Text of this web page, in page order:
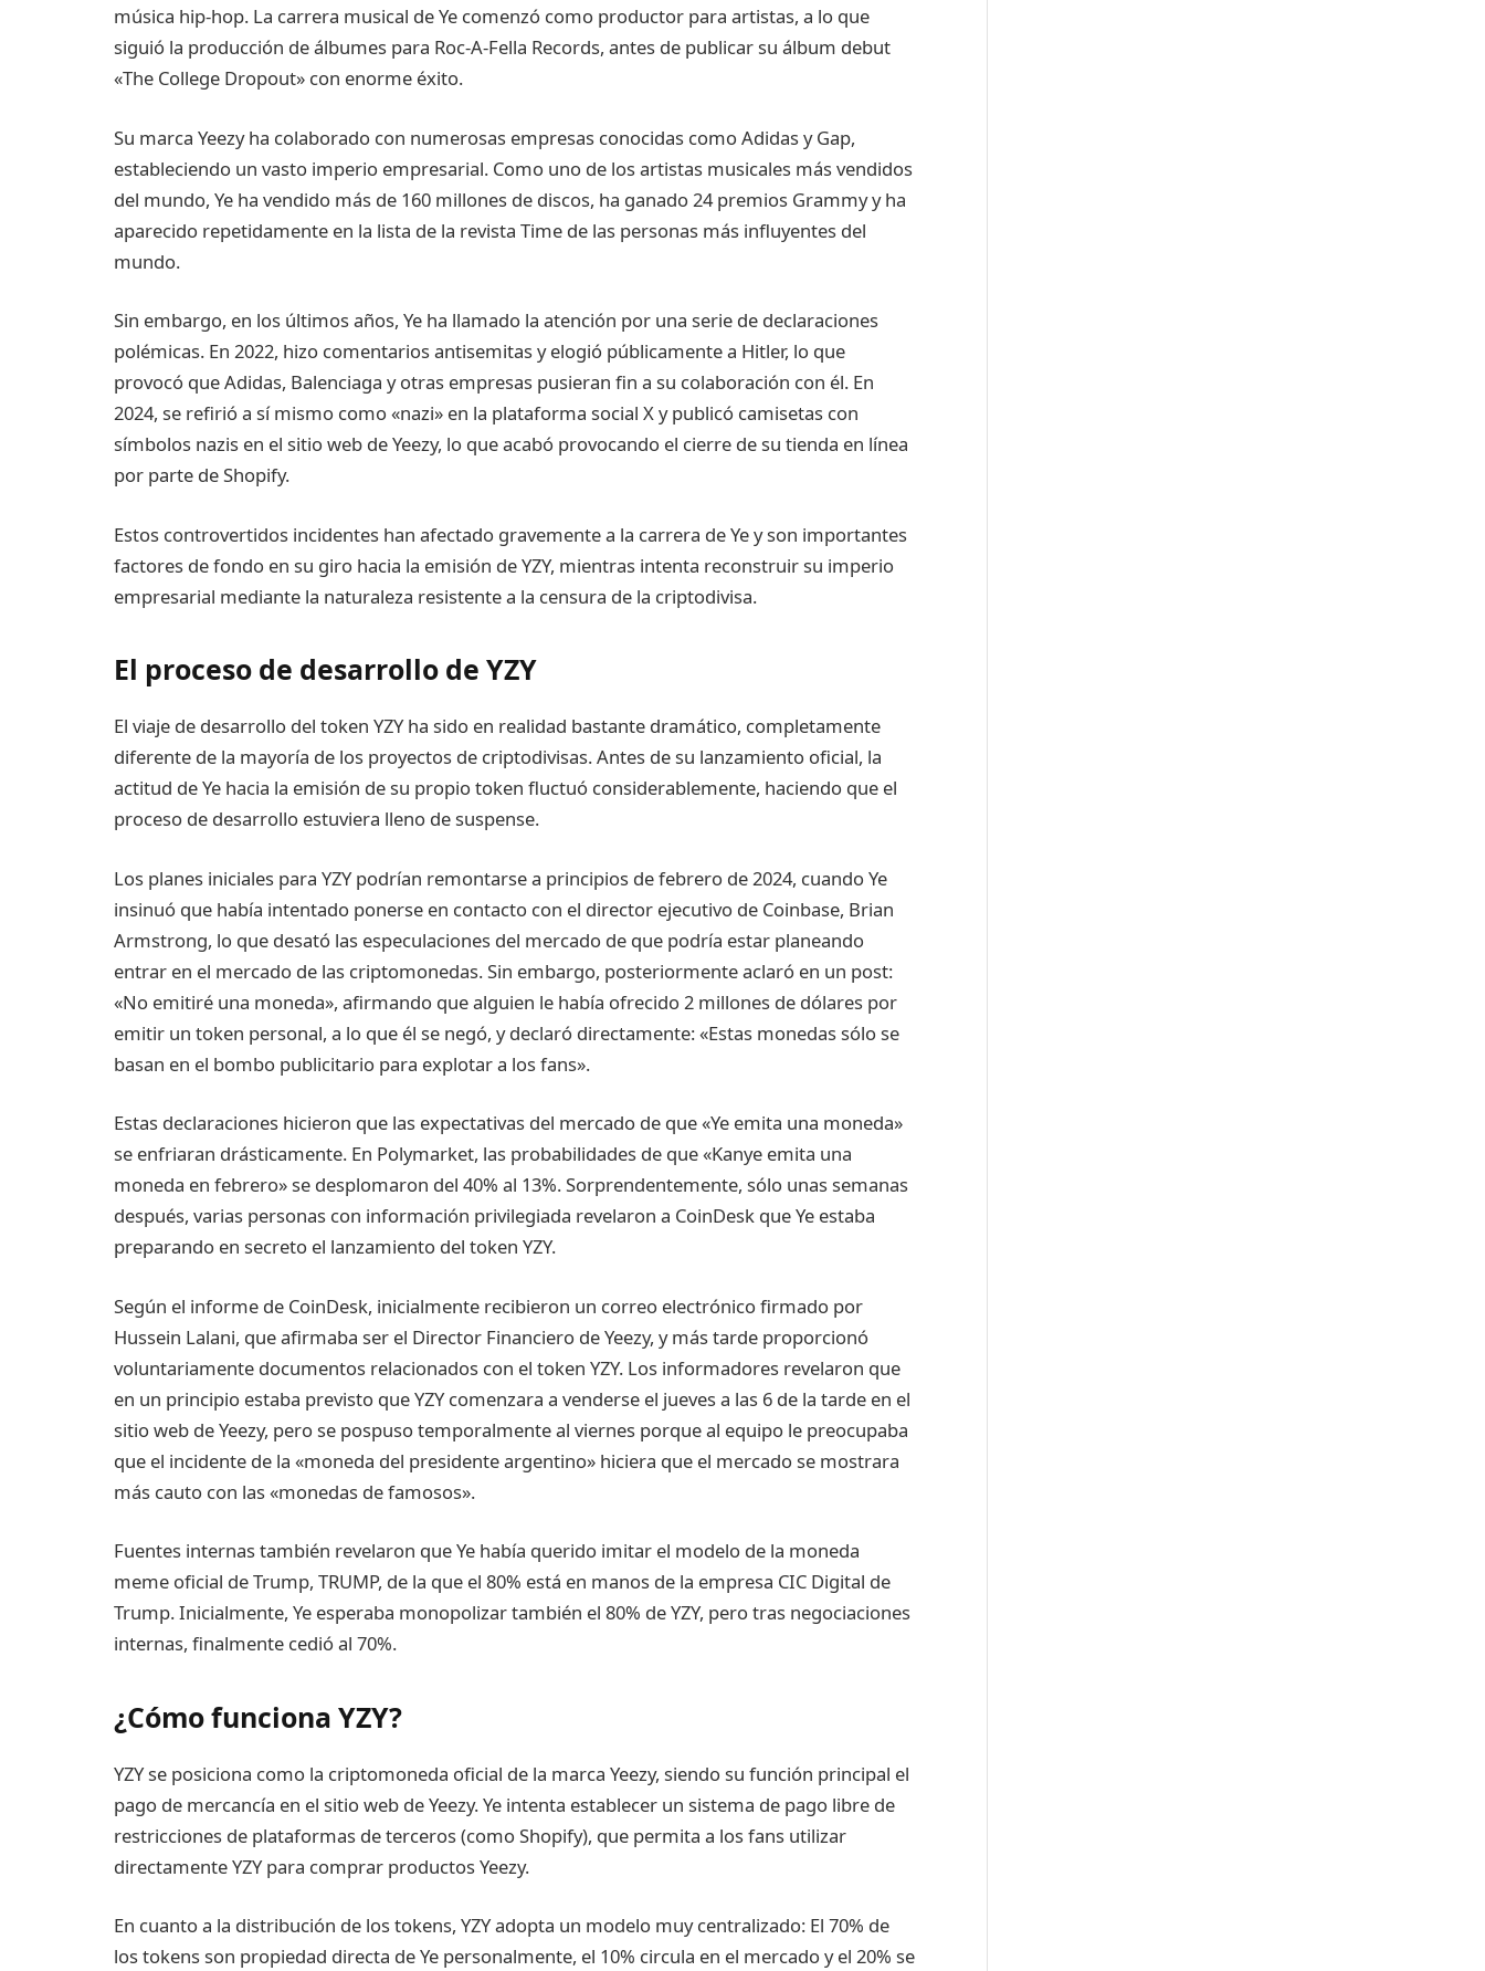
música hip-hop. La carrera musical de Ye comenzó como productor para artistas, a lo que
siguió la producción de álbumes para Roc-A-Fella Records, antes de publicar su álbum debut
«The College Dropout» con enorme éxito.
Su marca Yeezy ha colaborado con numerosas empresas conocidas como Adidas y Gap,
estableciendo un vasto imperio empresarial. Como uno de los artistas musicales más vendidos
del mundo, Ye ha vendido más de 160 millones de discos, ha ganado 24 premios Grammy y ha
aparecido repetidamente en la lista de la revista Time de las personas más influyentes del
mundo.
Sin embargo, en los últimos años, Ye ha llamado la atención por una serie de declaraciones
polémicas. En 2022, hizo comentarios antisemitas y elogió públicamente a Hitler, lo que
provocó que Adidas, Balenciaga y otras empresas pusieran fin a su colaboración con él. En
2024, se refirió a sí mismo como «nazi» en la plataforma social X y publicó camisetas con
símbolos nazis en el sitio web de Yeezy, lo que acabó provocando el cierre de su tienda en línea
por parte de Shopify.
Estos controvertidos incidentes han afectado gravemente a la carrera de Ye y son importantes
factores de fondo en su giro hacia la emisión de YZY, mientras intenta reconstruir su imperio
empresarial mediante la naturaleza resistente a la censura de la criptodivisa.
El proceso de desarrollo de YZY
El viaje de desarrollo del token YZY ha sido en realidad bastante dramático, completamente
diferente de la mayoría de los proyectos de criptodivisas. Antes de su lanzamiento oficial, la
actitud de Ye hacia la emisión de su propio token fluctuó considerablemente, haciendo que el
proceso de desarrollo estuviera lleno de suspense.
Los planes iniciales para YZY podrían remontarse a principios de febrero de 2024, cuando Ye
insinuó que había intentado ponerse en contacto con el director ejecutivo de Coinbase, Brian
Armstrong, lo que desató las especulaciones del mercado de que podría estar planeando
entrar en el mercado de las criptomonedas. Sin embargo, posteriormente aclaró en un post:
«No emitiré una moneda», afirmando que alguien le había ofrecido 2 millones de dólares por
emitir un token personal, a lo que él se negó, y declaró directamente: «Estas monedas sólo se
basan en el bombo publicitario para explotar a los fans».
Estas declaraciones hicieron que las expectativas del mercado de que «Ye emita una moneda»
se enfriaran drásticamente. En Polymarket, las probabilidades de que «Kanye emita una
moneda en febrero» se desplomaron del 40% al 13%. Sorprendentemente, sólo unas semanas
después, varias personas con información privilegiada revelaron a CoinDesk que Ye estaba
preparando en secreto el lanzamiento del token YZY.
Según el informe de CoinDesk, inicialmente recibieron un correo electrónico firmado por
Hussein Lalani, que afirmaba ser el Director Financiero de Yeezy, y más tarde proporcionó
voluntariamente documentos relacionados con el token YZY. Los informadores revelaron que
en un principio estaba previsto que YZY comenzara a venderse el jueves a las 6 de la tarde en el
sitio web de Yeezy, pero se pospuso temporalmente al viernes porque al equipo le preocupaba
que el incidente de la «moneda del presidente argentino» hiciera que el mercado se mostrara
más cauto con las «monedas de famosos».
Fuentes internas también revelaron que Ye había querido imitar el modelo de la moneda
meme oficial de Trump, TRUMP, de la que el 80% está en manos de la empresa CIC Digital de
Trump. Inicialmente, Ye esperaba monopolizar también el 80% de YZY, pero tras negociaciones
internas, finalmente cedió al 70%.
¿Cómo funciona YZY?
YZY se posiciona como la criptomoneda oficial de la marca Yeezy, siendo su función principal el
pago de mercancía en el sitio web de Yeezy. Ye intenta establecer un sistema de pago libre de
restricciones de plataformas de terceros (como Shopify), que permita a los fans utilizar
directamente YZY para comprar productos Yeezy.
En cuanto a la distribución de los tokens, YZY adopta un modelo muy centralizado: El 70% de
los tokens son propiedad directa de Ye personalmente, el 10% circula en el mercado y el 20% se